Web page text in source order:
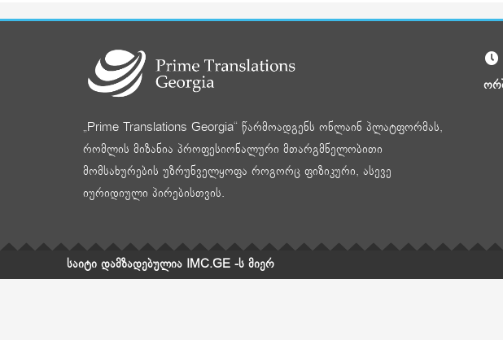
„Prime Translations Georgia“ წარმოადგენს ონლაინ პლატფორმას,
რომლის მიზანია პროფესიონალური მთარგმნელობითი
მომსახურების უზრუნველყოფა როგორც ფიზიკური, ასევე
იურიდიული პირებისთვის.
საიტი დამზადებულია IMC.GE -ს მიერ